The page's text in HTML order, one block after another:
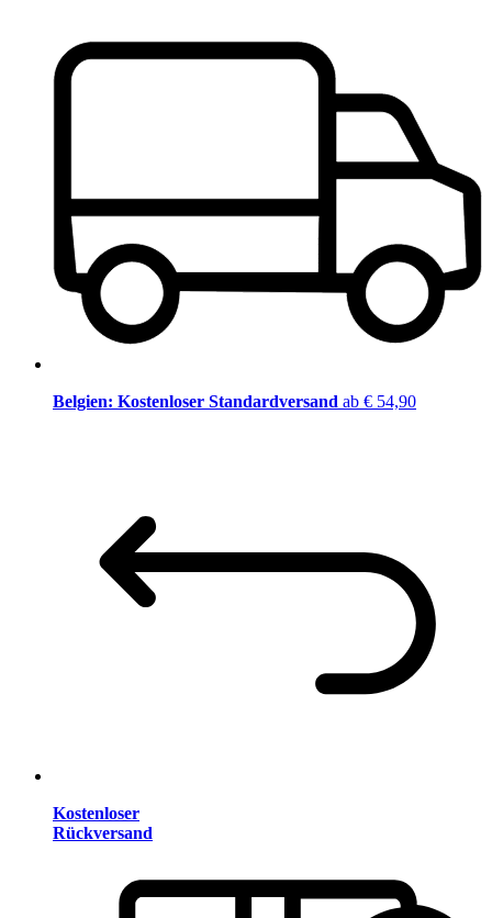
Belgien: Kostenloser Standardversand ab € 54,90
Kostenloser
Rückversand